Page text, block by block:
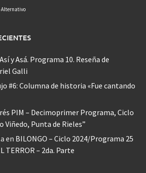
Alternativo
Así y Asá. Programa 10. Reseña de
Galli
#6: Columna de historia «Fue cantando
PIM – Decimoprimer Programa, Ciclo
Viñedo, Punta de Rieles”
en BILONGO – Ciclo 2024/Programa 25
TERROR – 2da. Parte